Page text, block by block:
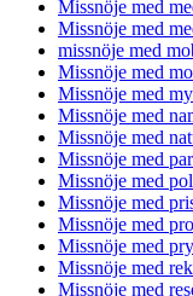
Missnöje med
Missnöje med
missnöje med
Missnöje med
Missnöje med
Missnöje med
Missnöje med
Missnöje med
Missnöje med
Missnöje med
Missnöje med
Missnöje med
Missnöje med
Missnöje med